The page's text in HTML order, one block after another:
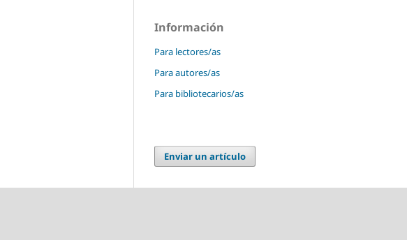
Información
Para lectores/as
Para autores/as
Para bibliotecarios/as
Enviar un artículo